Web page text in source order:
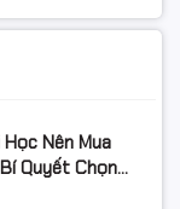
Sản phẩm
Nên Mua
Quyết Chọn
Cầu, Không